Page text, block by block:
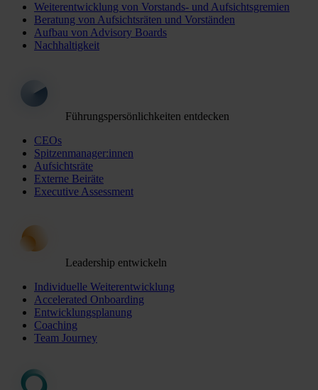
Weiterentwicklung von Vorstands- und Aufsichtsgremien
Beratung von Aufsichtsräten und Vorständen
Aufbau von Advisory Boards
Nachhaltigkeit
Führungspersönlichkeiten entdecken
CEOs
Spitzenmanager:innen
Aufsichtsräte
Externe Beiräte
Executive Assessment
Leadership entwickeln
Individuelle Weiterentwicklung
Accelerated Onboarding
Entwicklungsplanung
Coaching
Team Journey